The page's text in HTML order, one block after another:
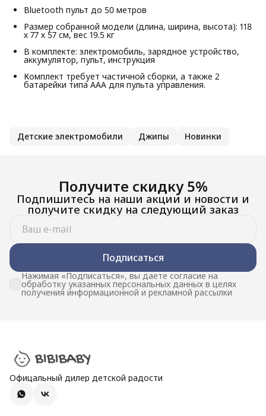
Bluetooth пульт до 50 метров
Размер собранной модели (длина, ширина, высота): 118
х 77 х 57 см, вес 19.5 кг
В комплекте: электромобиль, зарядное устройство,
аккумулятор, пульт, инструкция
Комплект требует частичной сборки, а также 2
батарейки типа ААА для пульта управления.
Детские электромобили Джипы Новинки
Получите скидку 5%
Подпишитесь на наши акции и новости и
получите скидку на следующий заказ
Подписаться
Нажимая «Подписаться», вы даете согласие на
обработку указанных персональных данных в целях
получения информационной и рекламной рассылки
Офицальный дилер детской радости